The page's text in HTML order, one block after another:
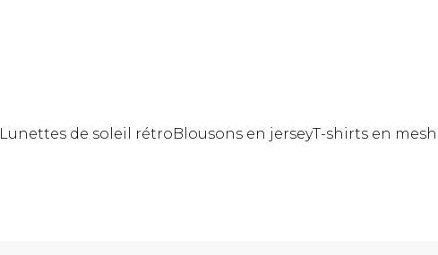
Lunettes de soleil rétroBlousons en jerseyT-shirts en mesh